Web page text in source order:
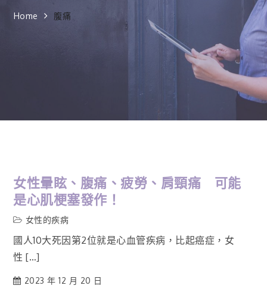
Home 腹痛
女性暈眩、腹痛、疲勞、肩頸痛 可能
是心肌梗塞發作！
女性的疾病
國人10大死因第2位就是心血管疾病，比起癌症，女
性 […]
2023 年 12 月 20 日